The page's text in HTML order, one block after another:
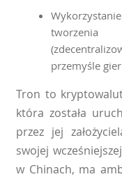
przemyśle
Tron to
która została
przez jej
swojej
w Chinach, ma